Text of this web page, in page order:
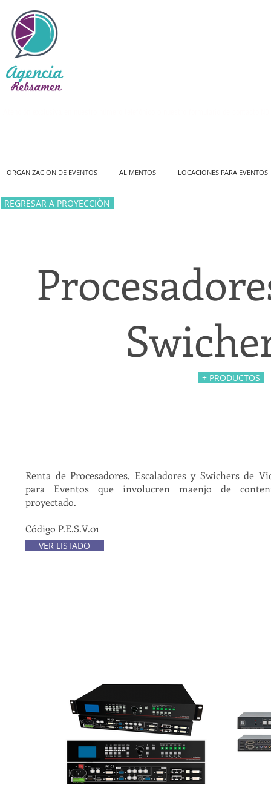
ORGANIZACION DE EVENTOS ALIMENTOS LOCACIONES PARA EVENTOS
REGRESAR A PROYECCIÒN
+ PRODUCTOS
Renta de Procesadores, Escaladores y Swichers de
para Eventos que involucren maenjo de
proyectado.
Código P.E.S.V.01
VER LISTADO